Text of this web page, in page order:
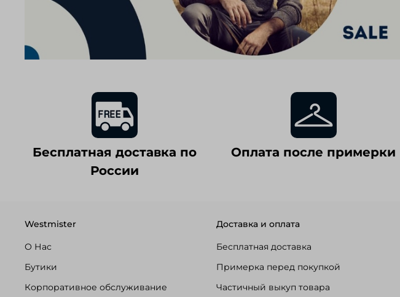
Бесплатная доставка по
России
Оплата после примерки
Westmister
О Нас
Бутики
Корпоративное обслуживание
Доставка и оплата
Бесплатная доставка
Примерка перед покупкой
Частичный выкуп товара